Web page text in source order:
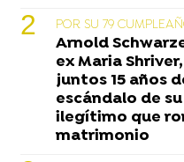
POR SU 79
Arnold
ex Maria
juntos 15 años
escándalo de
ilegítimo que
matrimonio